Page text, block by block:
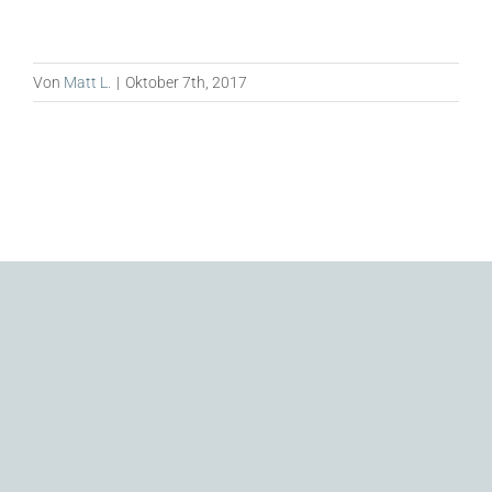
Von Matt L. | Oktober 7th, 2017